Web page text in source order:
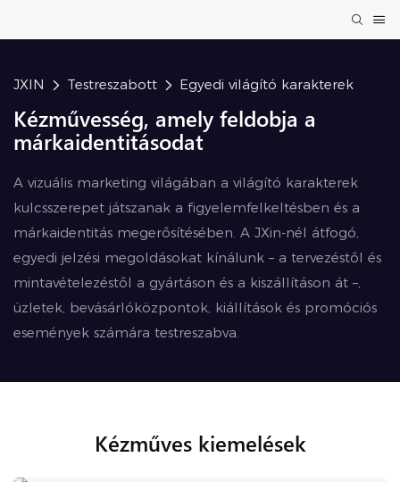
JXIN Testreszabott Egyedi világító karakterek
Kézművesség, amely feldobja a
márkaidentitásodat
A vizuális marketing világában a világító karakterek
kulcsszerepet játszanak a figyelemfelkeltésben és a
márkaidentitás megerősítésében. A JXin-nél átfogó,
egyedi jelzési megoldásokat kínálunk – a tervezéstől és
mintavételezéstől a gyártáson és a kiszállításon át –,
üzletek, bevásárlóközpontok, kiállítások és promóciós
események számára testreszabva.
Kézműves kiemelések